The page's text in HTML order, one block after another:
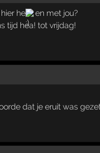
he
en met jou?
tijd hea! tot vrijdag!
dat je eruit was